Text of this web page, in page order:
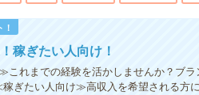
稼ぎたい人向け！
れまでの経験を活かしませんか？ブ
ぎたい人向け≫高収入を希望される方